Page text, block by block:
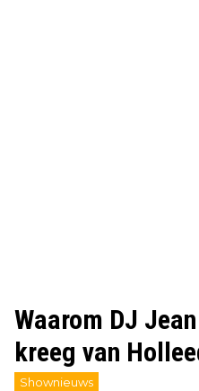
Waarom DJ
kreeg van
Shownieuws